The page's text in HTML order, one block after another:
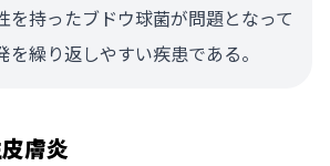
を持ったブドウ球菌が問題となって
を繰り返しやすい疾患である。
膚炎